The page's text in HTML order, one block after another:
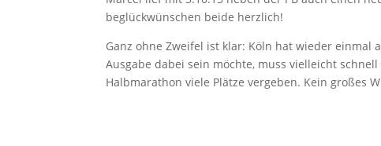
beglückwünschen beide herzlich!
Ganz ohne Zweifel ist klar: Köln hat wieder einmal
Ausgabe dabei sein möchte, muss vielleicht
Halbmarathon viele Plätze vergeben. Kein großes